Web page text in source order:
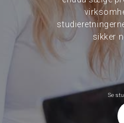
sikker
Se